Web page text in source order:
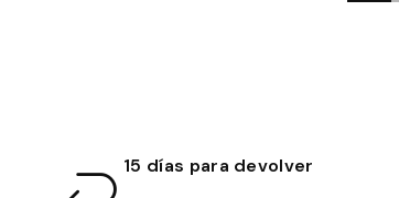
15 días para devolver